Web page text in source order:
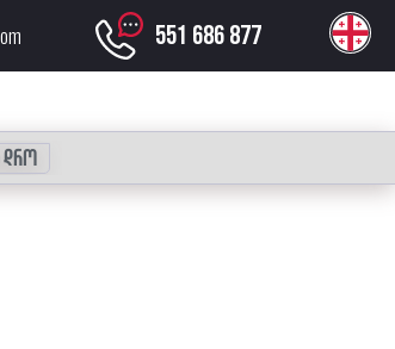
551 686 877
დრო